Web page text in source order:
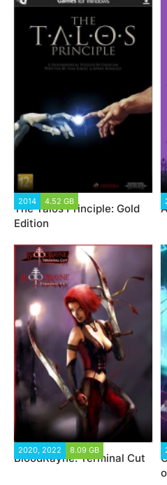
2014 4.52 GB
The Talos Principle: Gold
Edition
2020, 2022 8.09 GB
BloodRayne: Terminal Cut